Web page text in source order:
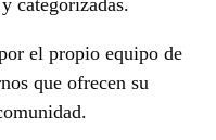
categorizadas.
el propio equipo de
que ofrecen su